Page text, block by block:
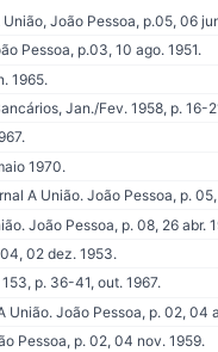
João Pessoa, p.05, 06
Pessoa, p.03, 10 ago. 1951.
1965.
Jan./Fev. 1958, p. 16-
1970.
A União. João Pessoa, p.
João Pessoa, p. 08, 26 abr.
02 dez. 1953.
p. 36-41, out. 1967.
União. João Pessoa, p. 02, 04
Pessoa, p. 02, 04 nov. 1959.